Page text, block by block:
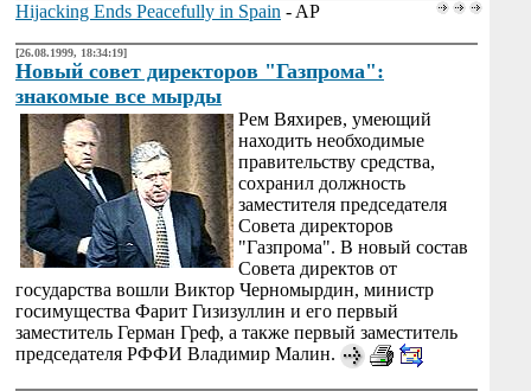
Hijacking Ends Peacefully in Spain - AP
[26.08.1999, 18:34:19]
Новый совет директоров "Газпрома":
знакомые все мырды
Рем Вяхирев, умеющий
находить необходимые
правительству средства,
сохранил должность
заместителя председателя
Совета директоров
"Газпрома". В новый состав
Совета директов от
государства вошли Виктор Черномырдин, министр
госимущества Фарит Гизизуллин и его первый
заместитель Герман Греф, а также первый заместитель
председателя РФФИ Владимир Малин.